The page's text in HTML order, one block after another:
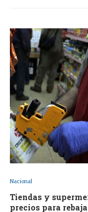
Nacional
Tiendas y
precios para